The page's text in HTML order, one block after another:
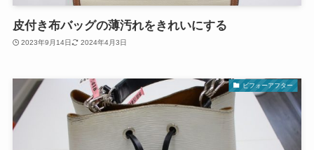
皮付き布バッグの薄汚れをきれいにする
2023年9月14日 2024年4月3日
ビフォーアフター